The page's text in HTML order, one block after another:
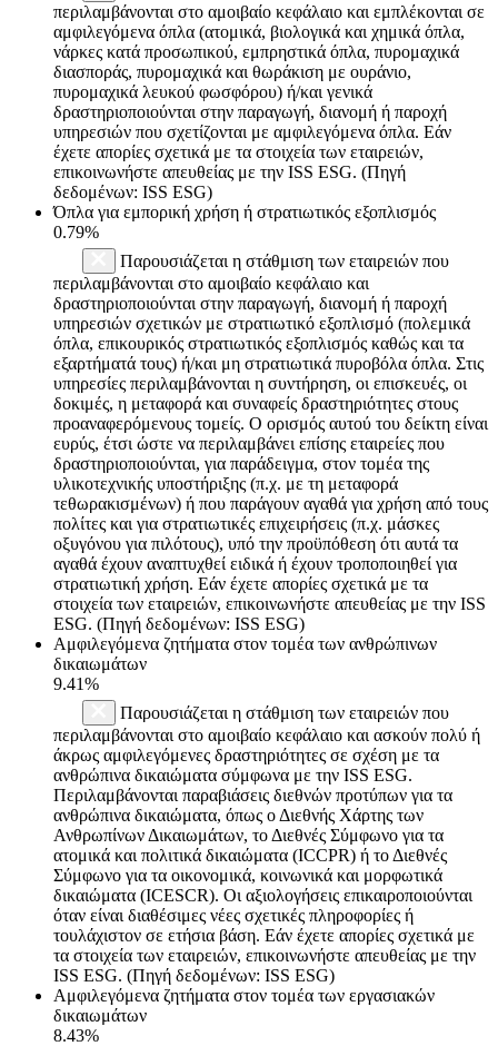
περιλαμβάνονται στο αμοιβαίο κεφάλαιο και εμπλέκονται σε
αμφιλεγόμενα όπλα (ατομικά, βιολογικά και χημικά όπλα,
νάρκες κατά προσωπικού, εμπρηστικά όπλα, πυρομαχικά
διασποράς, πυρομαχικά και θωράκιση με ουράνιο,
πυρομαχικά λευκού φωσφόρου) ή/και γενικά
δραστηριοποιούνται στην παραγωγή, διανομή ή παροχή
υπηρεσιών που σχετίζονται με αμφιλεγόμενα όπλα. Εάν
έχετε απορίες σχετικά με τα στοιχεία των εταιρειών,
επικοινωνήστε απευθείας με την ISS ESG. (Πηγή
δεδομένων: ISS ESG)
Όπλα για εμπορική χρήση ή στρατιωτικός εξοπλισμός
0.79%
Παρουσιάζεται η στάθμιση των εταιρειών που
περιλαμβάνονται στο αμοιβαίο κεφάλαιο και
δραστηριοποιούνται στην παραγωγή, διανομή ή παροχή
υπηρεσιών σχετικών με στρατιωτικό εξοπλισμό (πολεμικά
όπλα, επικουρικός στρατιωτικός εξοπλισμός καθώς και τα
εξαρτήματά τους) ή/και μη στρατιωτικά πυροβόλα όπλα. Στις
υπηρεσίες περιλαμβάνονται η συντήρηση, οι επισκευές, οι
δοκιμές, η μεταφορά και συναφείς δραστηριότητες στους
προαναφερόμενους τομείς. Ο ορισμός αυτού του δείκτη είναι
ευρύς, έτσι ώστε να περιλαμβάνει επίσης εταιρείες που
δραστηριοποιούνται, για παράδειγμα, στον τομέα της
υλικοτεχνικής υποστήριξης (π.χ. με τη μεταφορά
τεθωρακισμένων) ή που παράγουν αγαθά για χρήση από τους
πολίτες και για στρατιωτικές επιχειρήσεις (π.χ. μάσκες
οξυγόνου για πιλότους), υπό την προϋπόθεση ότι αυτά τα
αγαθά έχουν αναπτυχθεί ειδικά ή έχουν τροποποιηθεί για
στρατιωτική χρήση. Εάν έχετε απορίες σχετικά με τα
στοιχεία των εταιρειών, επικοινωνήστε απευθείας με την ISS
ESG. (Πηγή δεδομένων: ISS ESG)
Αμφιλεγόμενα ζητήματα στον τομέα των ανθρώπινων
δικαιωμάτων
9.41%
Παρουσιάζεται η στάθμιση των εταιρειών που
περιλαμβάνονται στο αμοιβαίο κεφάλαιο και ασκούν πολύ ή
άκρως αμφιλεγόμενες δραστηριότητες σε σχέση με τα
ανθρώπινα δικαιώματα σύμφωνα με την ISS ESG.
Περιλαμβάνονται παραβιάσεις διεθνών προτύπων για τα
ανθρώπινα δικαιώματα, όπως ο Διεθνής Χάρτης των
Ανθρωπίνων Δικαιωμάτων, το Διεθνές Σύμφωνο για τα
ατομικά και πολιτικά δικαιώματα (ICCPR) ή το Διεθνές
Σύμφωνο για τα οικονομικά, κοινωνικά και μορφωτικά
δικαιώματα (ICESCR). Οι αξιολογήσεις επικαιροποιούνται
όταν είναι διαθέσιμες νέες σχετικές πληροφορίες ή
τουλάχιστον σε ετήσια βάση. Εάν έχετε απορίες σχετικά με
τα στοιχεία των εταιρειών, επικοινωνήστε απευθείας με την
ISS ESG. (Πηγή δεδομένων: ISS ESG)
Αμφιλεγόμενα ζητήματα στον τομέα των εργασιακών
δικαιωμάτων
8.43%